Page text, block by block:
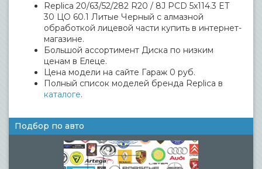
Replica 20/63/52/282 R20 / 8J PCD 5x114.3 ET
30 ЦО 60.1 Литые Черный с алмазной
обработкой лицевой части купить в интернет-
магазине.
Большой ассортимент Диска по низким
ценам в Елеце.
Цена модели на сайте Гараж 0 руб.
Полный список моделей бренда Replica в
каталоге.
Подбор по авто